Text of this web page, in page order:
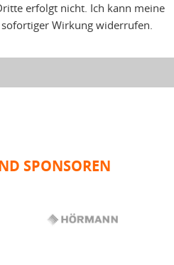
erfolgt nicht. Ich kann meine
Wirkung widerrufen.
SPONSOREN